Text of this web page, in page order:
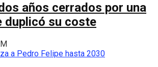
años cerrados por una
duplicó su coste